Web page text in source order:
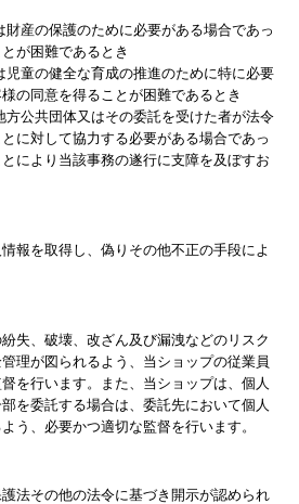
財産の保護のために必要がある場合であっ
が困難であるとき
児童の健全な育成の推進のために特に必要
の同意を得ることが困難であるとき
方公共団体又はその委託を受けた者が法令
に対して協力する必要がある場合であっ
により当該事務の遂行に支障を及ぼすお
報を取得し、偽りその他不正の手段によ
失、破壊、改ざん及び漏洩などのリスク
理が図られるよう、当ショップの従業員
を行います。また、当ショップは、個人
を委託する場合は、委託先において個人
う、必要かつ適切な監督を行います。
法その他の法令に基づき開示が認められ